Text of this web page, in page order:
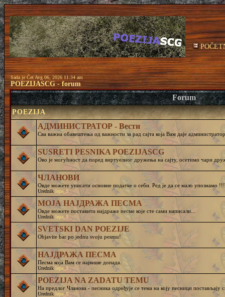
Sada je Čet Avg 06, 2026 11:34 am
POEZIJASCG - forum
Forum
POEZIJA
АДМИНИСТРАТОР - Вести
Сва важна обавештења од важности за рад сајта која Вам даје
SUSRETI PESNIKA POEZIJASCG
Ово је могућност да поред виртуелног дружења на сајту, осетимо
ЧЛАНОВИ
Овде можете уписати основне податке о себи. Ред је да се мало упознамо !!!
Urednik lepa_S
МОЈА НАЈДРАЖА ПЕСМА
Овде можете поставити најдраже песме које сте сами написали...
Urednik lepa_S
SVETSKI DAN POEZIJE
Objavite bar po jednu svoju pesmu!
НАЈДРАЖА ПЕСМА
Песма која Вам се највише допада.
Urednik lepa_S
POEZIJA NA ZADATU TEMU
На предлог Чланова - песника одређује се тема на коју песници
Urednik lepa_S